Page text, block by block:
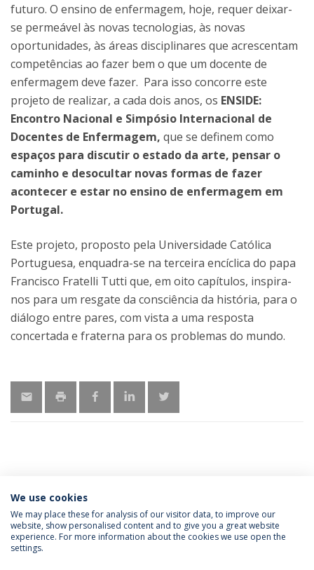
futuro. O ensino de enfermagem, hoje, requer deixar-
se permeável às novas tecnologias, às novas
oportunidades, às áreas disciplinares que acrescentam
competências ao fazer bem o que um docente de
enfermagem deve fazer. Para isso concorre este
projeto de realizar, a cada dois anos, os ENSIDE:
Encontro Nacional e Simpósio Internacional de
Docentes de Enfermagem, que se definem como
espaços para discutir o estado da arte, pensar o
caminho e desocultar novas formas de fazer
acontecer e estar no ensino de enfermagem em
Portugal.
Este projeto, proposto pela Universidade Católica
Portuguesa, enquadra-se na terceira encíclica do papa
Francisco Fratelli Tutti que, em oito capítulos, inspira-
nos para um resgate da consciência da história, para o
diálogo entre pares, com vista a uma resposta
concertada e fraterna para os problemas do mundo.
MORE INFORMATION
Política de Privacidade
Termos e Condições
We use cookies
We may place these for analysis of our visitor data, to improve our
website, show personalised content and to give you a great website
experience. For more information about the cookies we use open the
settings.